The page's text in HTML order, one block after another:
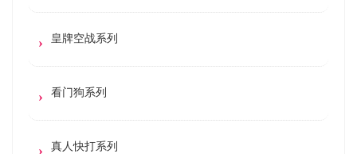
皇牌空战系列
看门狗系列
真人快打系列